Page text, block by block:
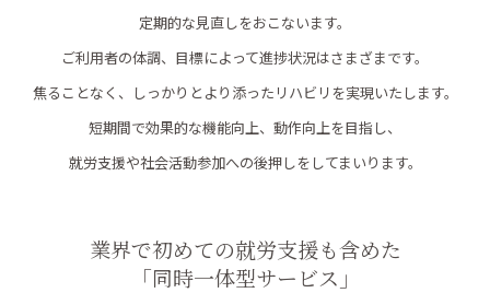
定期的な見直しをおこないます。
ご利用者の体調、目標によって進捗状況はさまざまです。
焦ることなく、しっかりとより添ったリハビリを実現いたします。
短期間で効果的な機能向上、動作向上を目指し、
就労支援や社会活動参加への後押しをしてまいります。
業界で初めての就労支援も含めた
「同時一体型サービス」